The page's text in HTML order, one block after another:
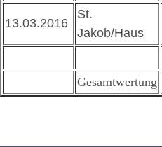
13.03.2016
St.
Jakob/Haus
Gesamtwertung